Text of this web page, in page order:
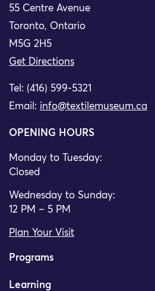
55 Centre Avenue
Toronto, Ontario
M5G 2H5
Get Directions
Tel: (416) 599-5321
Email: info@textilemuseum.ca
OPENING HOURS
Monday to Tuesday:
Closed
Wednesday to Sunday:
12 PM – 5 PM
Plan Your Visit
Programs
Learning